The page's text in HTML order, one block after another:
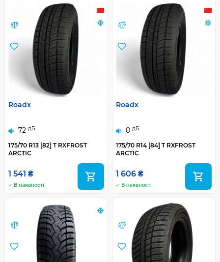
Roadx
72 дБ
175/70 R13 [82] T RXFROST
ARCTIC
1 541 ₴
В наявності
Roadx
0 дБ
175/70 R14 [84] T RXFROST
ARCTIC
1 606 ₴
В наявності